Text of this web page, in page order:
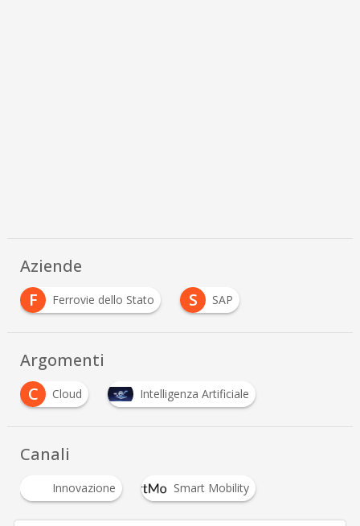
Aziende
F
Ferrovie dello Stato S SAP
Argomenti
C
Cloud Intelligenza Artificiale
Canali
Innovazione Smart Mobility